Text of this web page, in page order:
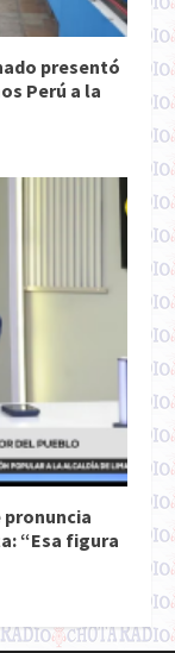
presentó
Perú a la
pronuncia
“Esa figura